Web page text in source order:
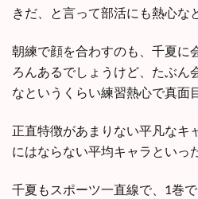
きだ、と言って部活にも熱心な
朝練で顔を合わすのも、千夏に
ろんあるでしょうけど、たぶん
なというくらい練習熱心で真面
正直特徴があまりない平凡なキ
にはならない平均キャラといっ
千夏もスポーツ一直線で、1巻